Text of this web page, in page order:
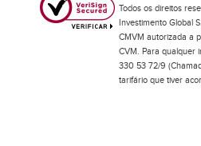
Todos os direitos
Investimento Global
CMVM autorizada a
CVM. Para qualquer
330 53 72/9
tarifário que tiver